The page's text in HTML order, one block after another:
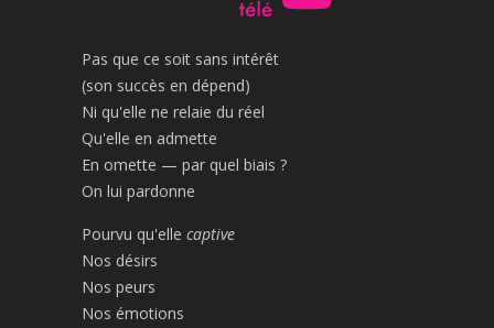
Pas que ce soit sans intérêt
(son succès en dépend)
Ni qu'elle ne relaie du réel
Qu'elle en admette
En omette — par quel biais ?
On lui pardonne
Pourvu qu'elle captive
Nos désirs
Nos peurs
Nos émotions